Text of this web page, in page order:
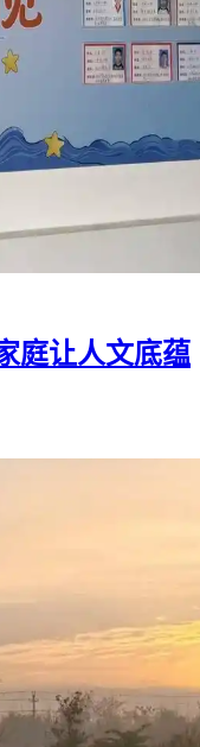
庭让人文底蕴